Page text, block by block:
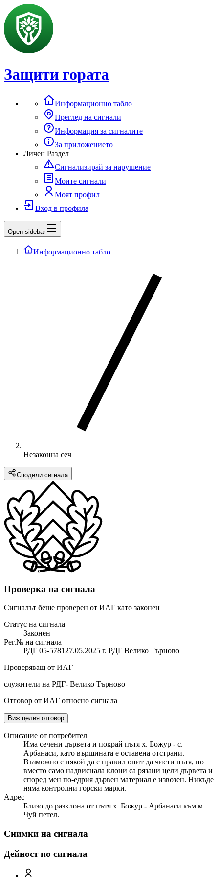
Защити гората
Информационно табло
Преглед на сигнали
Информация за сигналите
За приложението
Личен Раздел
Сигнализирай за нарушение
Моите сигнали
Моят профил
Вход в профила
Open sidebar
Информационно табло
Незаконна сеч
Сподели сигнала
Проверка на сигнала
Сигналът беше проверен от ИАГ като законен
Статус на сигнала
Законен
Рег.№ на сигнала
РДГ 05-578127.05.2025 г. РДГ Велико Търново
Проверяващ от ИАГ
служители на РДГ- Велико Търново
Отговор от ИАГ относно сигнала
Виж целия отговор
Описание от потребител
Има сечени дървета и покрай пътя х. Божур - с.
Арбанаси, като вършината е оставена отстрани.
Възможно е някой да е правил опит да чисти пътя, но
вместо само надвиснала клони са рязани цели дървета и
според мен по-едрия дървен материал е извозен. Никъде
няма контролни горски марки.
Адрес
Близо до разклона от пътя х. Божур - Арбанаси към м.
Чуй петел.
Снимки на сигнала
Дейност по сигнала